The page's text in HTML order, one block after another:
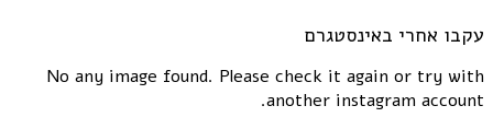
עקבו אחרי באינסטגרם
No any image found. Please check it again or try with
another instagram account.